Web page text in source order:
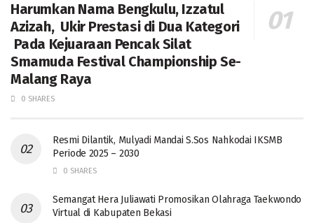
Harumkan Nama Bengkulu, Izzatul
Azizah, Ukir Prestasi di Dua Kategori
Pada Kejuaraan Pencak Silat
Smamuda Festival Championship Se-
Malang Raya
0 SHARES
Resmi Dilantik, Mulyadi Mandai S.Sos Nahkodai IKSMB
Periode 2025 – 2030
0 SHARES
Semangat Hera Juliawati Promosikan Olahraga Taekwondo
Virtual di Kabupaten Bekasi